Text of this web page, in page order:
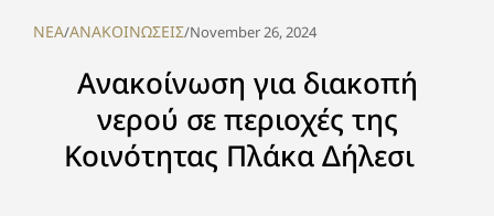
NEA/ΑΝΑΚΟΙΝΩΣΕΙΣ/November 26, 2024
Ανακοίνωση για διακοπή
νερού σε περιοχές της
Κοινότητας Πλάκα Δήλεσι